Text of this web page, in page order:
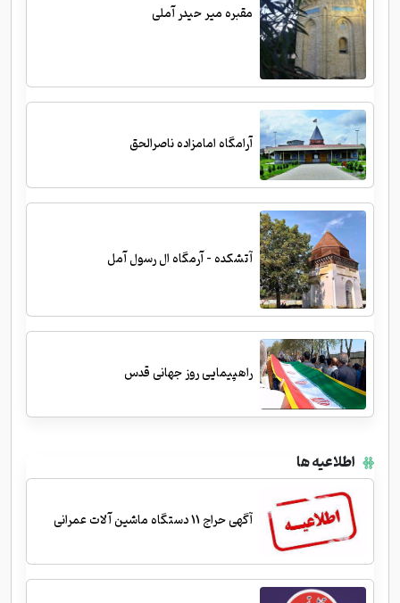
مقبره میر حیدر آملی
آرامگاه امامزاده ناصرالحق
آتشکده - آرمگاه ال رسول آمل
راهپیمایی روز جهانی قدس
اطلاعیه ها
آگهی حراج 11 دستگاه ماشین آلات عمرانی